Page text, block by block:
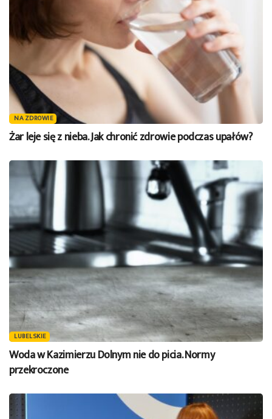
NA ZDROWIE
Żar leje się z nieba. Jak chronić zdrowie podczas upałów?
LUBELSKIE
Woda w Kazimierzu Dolnym nie do picia. Normy
przekroczone